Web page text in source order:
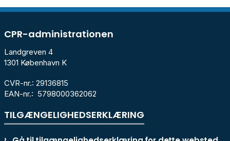
CPR-administrationen
Landgreven 4
1301 København K
CVR-nr.: 29136815
EAN-nr.: 5798000362062
TILGÆNGELIGHEDSERKLÆRING